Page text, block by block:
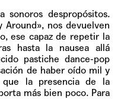
sonoros despropósitos.
Around», nos devuelven
ese capaz de repetir la
hasta la nausea allá
pastiche dance-pop
de haber oído mil y
la presencia de la
más bien poco. Para